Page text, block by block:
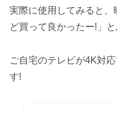
実際に使用してみると
ど買って良かったー!」
ご自宅のテレビが4K対
す!